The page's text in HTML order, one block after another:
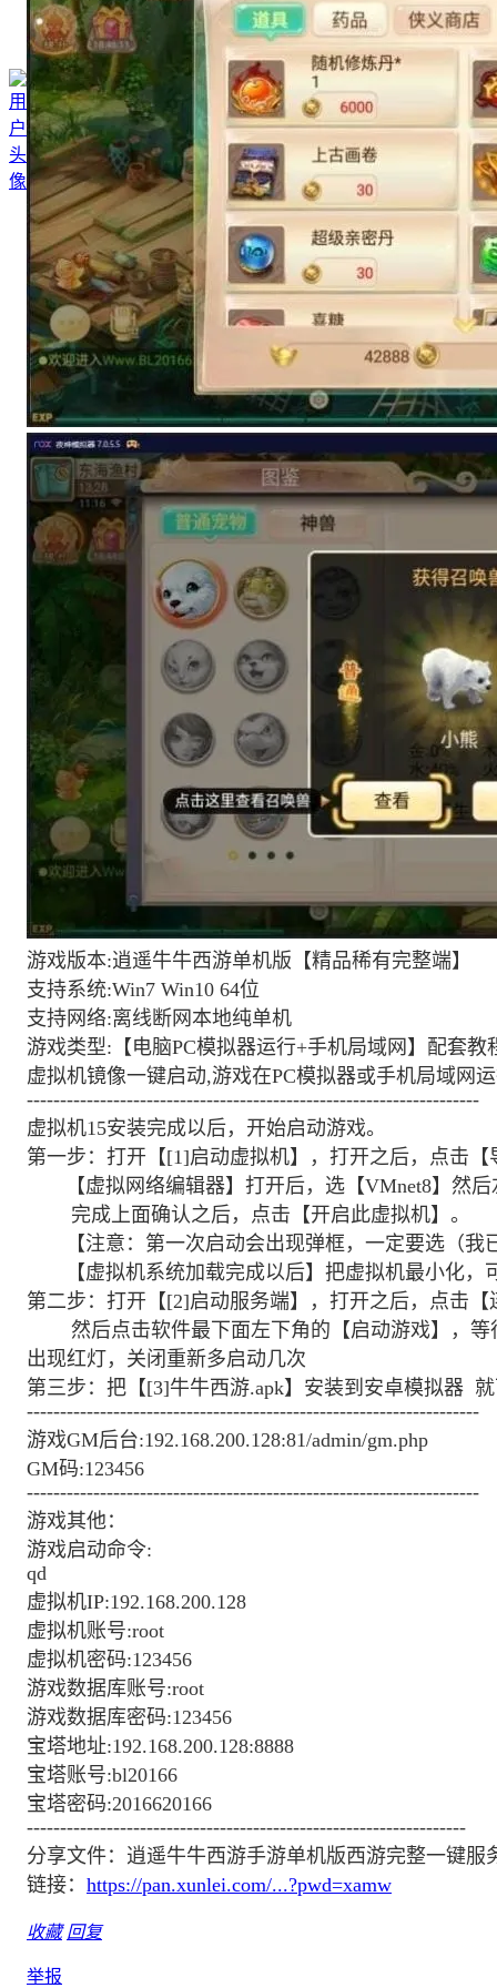
游戏版本:逍遥牛牛西游单机版【精品稀有完整端】
支持系统:Win7 Win10 64位
支持网络:离线断网本地纯单机
游戏类型:【电脑PC模拟器运行+手机局域网】配套
虚拟机镜像一键启动,游戏在PC模拟器或手机局域网
--------------------------------------------------------------------
虚拟机15安装完成以后，开始启动游戏。
第一步：打开【[1]启动虚拟机】，打开之后，点击
【虚拟网络编辑器】打开后，选【VMnet8】然后
完成上面确认之后，点击【开启此虚拟机】。
【注意：第一次启动会出现弹框，一定要选（我
【虚拟机系统加载完成以后】把虚拟机最小化，
第二步：打开【[2]启动服务端】，打开之后，点击
然后点击软件最下面左下角的【启动游戏】，等
出现红灯，关闭重新多启动几次
第三步：把【[3]牛牛西游.apk】安装到安卓模拟器
--------------------------------------------------------------------
游戏GM后台:192.168.200.128:81/admin/gm.php
GM码:123456
--------------------------------------------------------------------
游戏其他：
游戏启动命令:
qd
虚拟机IP:192.168.200.128
虚拟机账号:root
虚拟机密码:123456
游戏数据库账号:root
游戏数据库密码:123456
宝塔地址:192.168.200.128:8888
宝塔账号:bl20166
宝塔密码:2016620166
------------------------------------------------------------------
分享文件：逍遥牛牛西游手游单机版西游完整一键服
链接： https://pan.xunlei.com/...?pwd=xamw
收藏 回复
举报